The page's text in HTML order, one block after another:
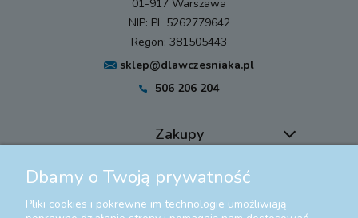
01-917 Warszawa
NIP: PL 5262779642
Regon: 381505443
sklep@dlawczesniaka.pl
506 206 204
Zakupy
Pomoc
Dbamy o Twoją prywatność
Pliki cookies i pokrewne im technologie umożliwiają